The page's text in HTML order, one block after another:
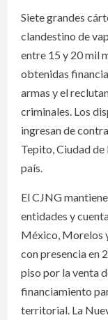
Siete grandes
clandestino de
entre 15 y 20 mil
obtenidas
armas y el
criminales. Los
ingresan de
Tepito, Ciudad
país.
El CJNG
entidades y
México, Morelos
con presencia en
piso por la venta
financiamiento
territorial. La